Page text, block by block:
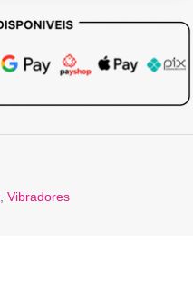
Vibradores